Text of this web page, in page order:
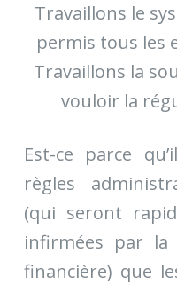
Travaillons le
permis tous les
Travaillons la
vouloir la
Est-ce parce
règles
(qui seront
infirmées par la
financière) que